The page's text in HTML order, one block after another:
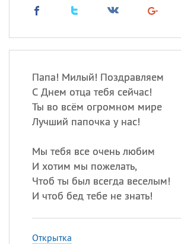
Папа! Милый! Поздравляем
С Днем отца тебя сейчас!
Ты во всём огромном мире
Лучший папочка у нас!
Мы тебя все очень любим
И хотим мы пожелать,
Чтоб ты был всегда веселым!
И чтоб бед тебе не знать!
Открытка